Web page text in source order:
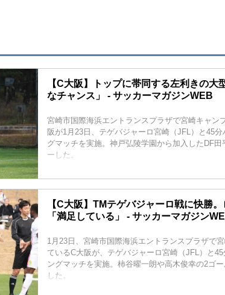
【C大阪】トップに帯同する左利きの大
なチャンス」 - サッカーマガジンWEB
宮崎市国際海浜エントランスプラザで宮崎キャン
阪が1月23日、テゲバジャーロ宮崎（JFL）と45
グマッチを実施。神戸弘陵学園から加入したDF田
ーした。
【C大阪】TMテゲバジャーロ戦に快勝
「満足している」 - サッカーマガジン
1月23日、宮崎市国際海浜エントランスプラザで
ているC大阪が、テゲバジャーロ宮崎（JFL）と
ングマッチを実施。柿谷曜一朗や高木俊幸の2ゴ
した。